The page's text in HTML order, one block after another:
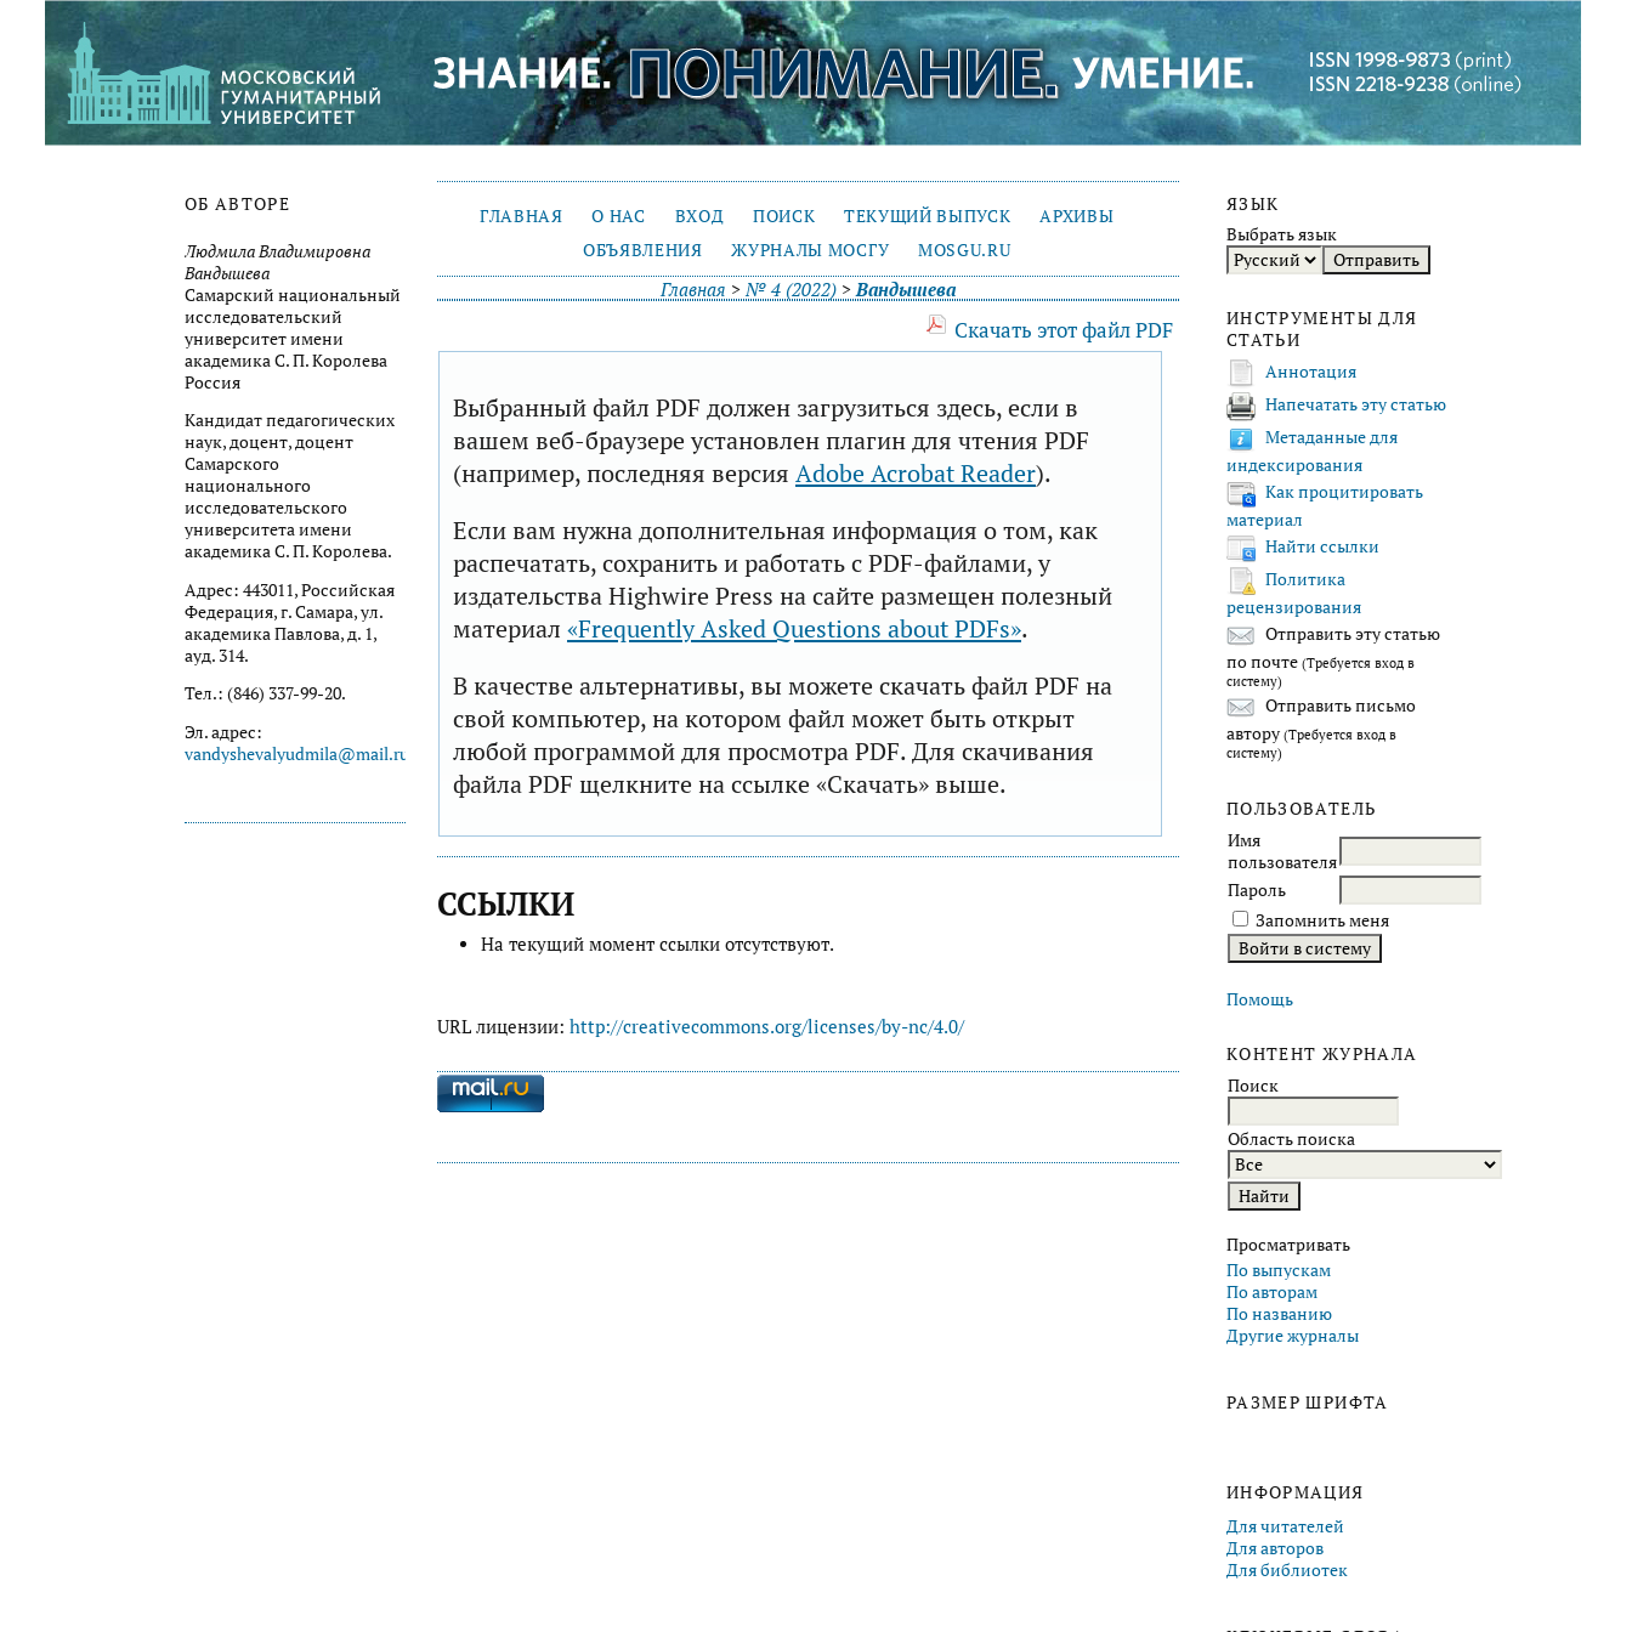
ОБ АВТОРЕ
Людмила Владимировна
Вандышева
Самарский национальный
исследовательский
университет имени
академика С. П. Королева
Россия
Кандидат педагогических
наук, доцент, доцент
Самарского
национального
исследовательского
университета имени
академика С. П. Королева.
Адрес: 443011, Российская
Федерация, г. Самара, ул.
академика Павлова, д. 1,
ауд. 314.
Тел.: (846) 337-99-20.
Эл. адрес:
vandyshevalyudmila@mail.ru
ЯЗЫК
Выбрать язык
ИНСТРУМЕНТЫ ДЛЯ
СТАТЬИ
Аннотация
Напечатать эту статью
Метаданные для
индексирования
Как процитировать
материал
Найти ссылки
Политика
рецензирования
Отправить эту статью
по почте (Требуется вход в
систему)
Отправить письмо
автору (Требуется вход в
систему)
ПОЛЬЗОВАТЕЛЬ
Имя
пользователя
Пароль
Запомнить меня
Помощь
КОНТЕНТ ЖУРНАЛА
Поиск
Область поиска
Просматривать
По выпускам
По авторам
По названию
Другие журналы
РАЗМЕР ШРИФТА
ИНФОРМАЦИЯ
Для читателей
Для авторов
Для библиотек
ГЛАВНАЯ О НАС ВХОД ПОИСК ТЕКУЩИЙ ВЫПУСК
АРХИВЫ
ОБЪЯВЛЕНИЯ
ЖУРНАЛЫ МОСГУ MOSGU.RU
Главная >№ 4 (2022) >Вандышева
Скачать этот файл PDF
Выбранный файл PDF должен загрузиться здесь, если в
вашем веб-браузере установлен плагин для чтения PDF
(например, последняя версия Adobe Acrobat Reader).
Если вам нужна дополнительная информация о том, как
распечатать, сохранить и работать с PDF-файлами, у
издательства Highwire Press на сайте размещен полезный
материал «Frequently Asked Questions about PDFs».
В качестве альтернативы, вы можете скачать файл PDF на
свой компьютер, на котором файл может быть открыт
любой программой для просмотра PDF. Для скачивания
файла PDF щелкните на ссылке «Скачать» выше.
ССЫЛКИ
На текущий момент ссылки отсутствуют.
URL лицензии: http://creativecommons.org/licenses/by-nc/4.0/